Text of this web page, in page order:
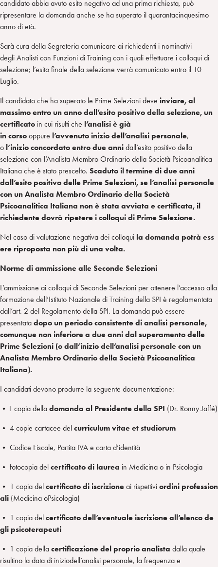
candidato abbia avuto esito negativo ad una prima richiesta, può
ripresentare la domanda anche se ha superato il quarantacinquesimo
anno di età.
Sarà cura della Segreteria comunicare ai richiedenti i nominativi
degli Analisti con Funzioni di Training con i quali effettuare i colloqui di
selezione; l’esito finale della selezione verrà comunicato entro il 10
Luglio.
Il candidato che ha superato le Prime Selezioni deve inviare, al
massimo entro un anno dall’esito positivo della selezione, un
certificato in cui risulti che l’analisi è già
in corso oppure l’avvenuto inizio dell’analisi personale,
o l’inizio concordato entro due anni dall’esito positivo della
selezione con l’Analista Membro Ordinario della Società Psicoanalitica
Italiana che è stato prescelto. Scaduto il termine di due anni
dall’esito positivo delle Prime Selezioni, se l’analisi personale
con un Analista Membro Ordinario della Società
Psicoanalitica Italiana non è stata avviata e certificata, il
richiedente dovrà ripetere i colloqui di Prime Selezione.
Nel caso di valutazione negativa dei colloqui la domanda potrà ess
ere riproposta non più di una volta.
Norme di ammissione alle Seconde Selezioni
L’ammissione ai colloqui di Seconde Selezioni per ottenere l’accesso alla
formazione dell’Istituto Nazionale di Training della SPI è regolamentata
dall’art. 2 del Regolamento della SPI. La domanda può essere
presentata dopo un periodo consistente di analisi personale,
comunque non inferiore a due anni dal superamento delle
Prime Selezioni (o dall’inizio dell’analisi personale con un
Analista Membro Ordinario della Società Psicoanalitica
Italiana).
I candidati devono produrre la seguente documentazione:
•​1 copia della domanda al Presidente della SPI (Dr. Ronny Jaffé)
• 4 copie cartacee del curriculum vitae et studiorum
• Codice Fiscale, Partita IVA e carta d’identità
• fotocopia del certificato di laurea in Medicina o in Psicologia
• 1 copia del certificato di iscrizione ai rispettivi ordini profession
ali (Medicina oPsicologia)
• 1 copia del certificato dell’eventuale iscrizione all’elenco de
gli psicoterapeuti
• 1 copia della certificazione del proprio analista dalla quale
risultino la data di iniziodell’analisi personale, la frequenza e